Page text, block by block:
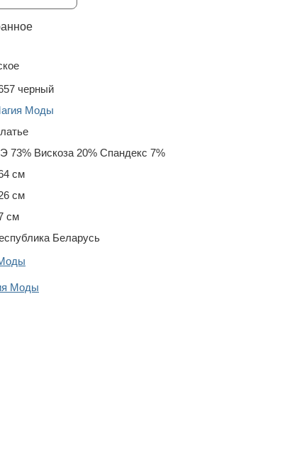
черный
Моды
73% Вискоза 20% Спандекс 7%
см
см
см
Беларусь
Моды